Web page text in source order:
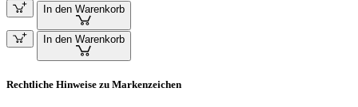
In den Warenkorb
In den Warenkorb
Rechtliche Hinweise zu Markenzeichen